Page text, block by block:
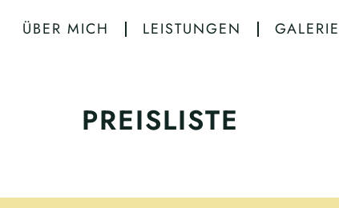
ÜBER MICH LEISTUNGEN GALERIE
PREISLISTE